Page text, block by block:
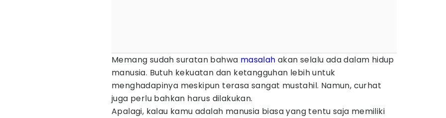
Memang sudah suratan bahwa masalah akan selalu ada dalam hidup
manusia. Butuh kekuatan dan ketangguhan lebih untuk
menghadapinya meskipun terasa sangat mustahil. Namun, curhat
juga perlu bahkan harus dilakukan.
Apalagi, kalau kamu adalah manusia biasa yang tentu saja memiliki